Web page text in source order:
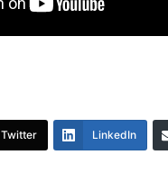
Twitter LinkedIn